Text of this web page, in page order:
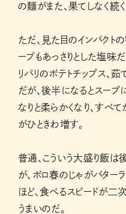
の麺がまた、果てしなく続
ただ、見た目のインパクト
ープもあっさりとした塩味
リパリのポテトチップス、
だが、後半になるとスープ
なりと柔らかくなり、すべ
がひときわ増す。
普通、こういう大盛り飯は
が、ポロ春のじゃがバター
ほど、食べるスピードが二
うまいのだ。